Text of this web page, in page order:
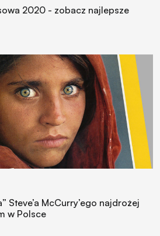
2020 - zobacz najlepsze
Steve’a McCurry’ego najdrożej
w Polsce